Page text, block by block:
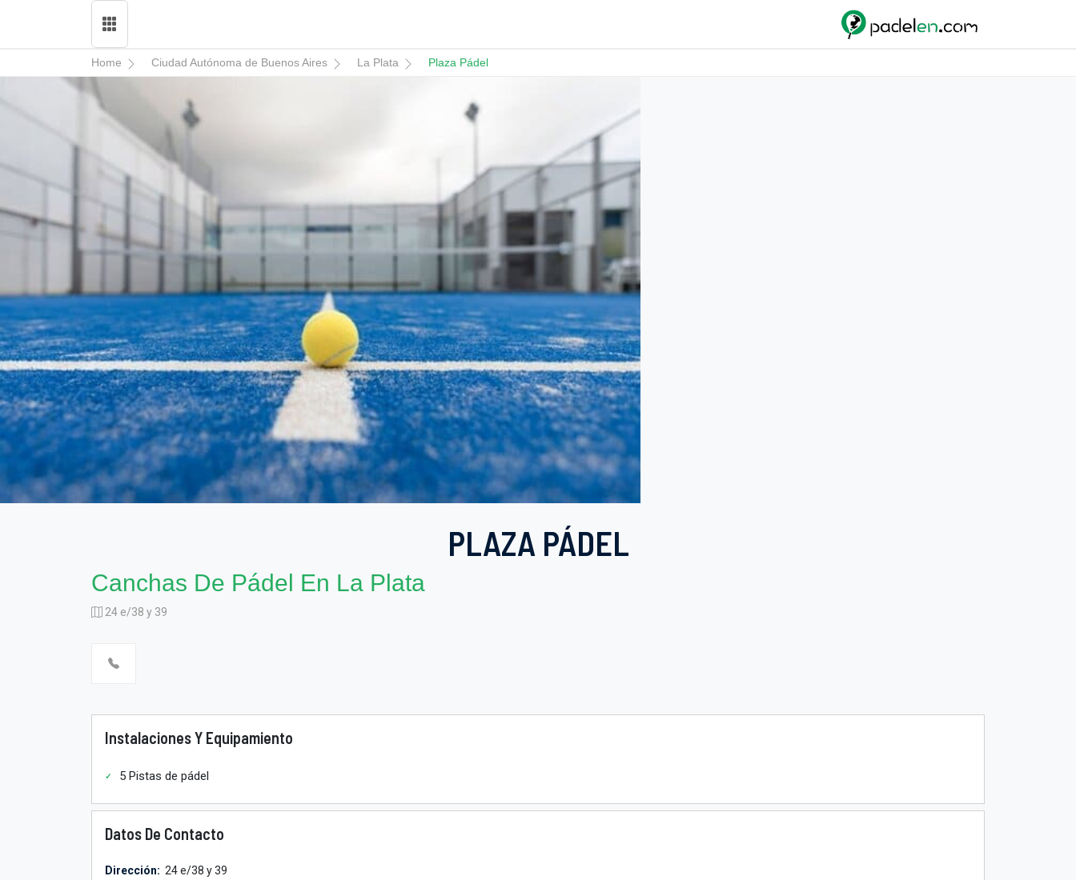
Home Ciudad Autónoma de Buenos Aires La Plata Plaza Pádel
PLAZA PÁDEL
Canchas De Pádel En La Plata
24 e/38 y 39
Instalaciones Y Equipamiento
5 Pistas de pádel
Datos De Contacto
Dirección: 24 e/38 y 39